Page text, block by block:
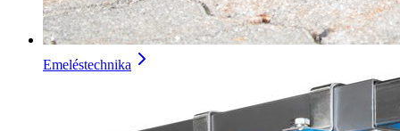
Emeléstechnika